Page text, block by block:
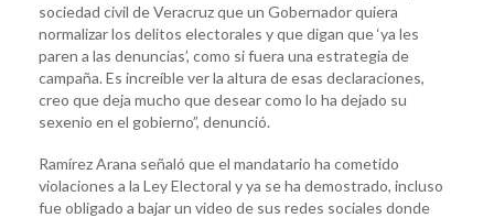
sociedad civil de Veracruz que un Gobernador quiera
normalizar los delitos electorales y que digan que ‘ya les
paren a las denuncias’, como si fuera una estrategia de
campaña. Es increíble ver la altura de esas declaraciones,
creo que deja mucho que desear como lo ha dejado su
sexenio en el gobierno”, denunció.
Ramírez Arana señaló que el mandatario ha cometido
violaciones a la Ley Electoral y ya se ha demostrado, incluso
fue obligado a bajar un video de sus redes sociales donde